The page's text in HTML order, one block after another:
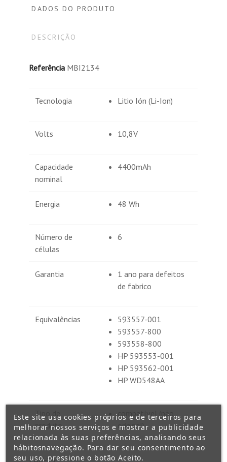
DADOS DO PRODUTO
DESCRIÇÃO
Referência MBI2134
Tecnologia Litio Ión (Li-Ion)
Volts 10,8V
Capacidade
nominal
4400mAh
Energia 48 Wh
Número de
células
6
Garantia
1 ano para defeitos
de fabrico
Equivalências
593557-001
593557-800
593558-800
HP 593553-001
HP 593562-001
HP WD548AA
Tipo de
produto
compatível (não
original)
EAN-13
Este site usa cookies próprios e de terceiros para
melhorar nossos serviços e mostrar a publicidade
relacionada às suas preferências, analisando seus
hábitosnavegação. Para dar seu consentimento ao
seu uso, pressione o botão Aceito.